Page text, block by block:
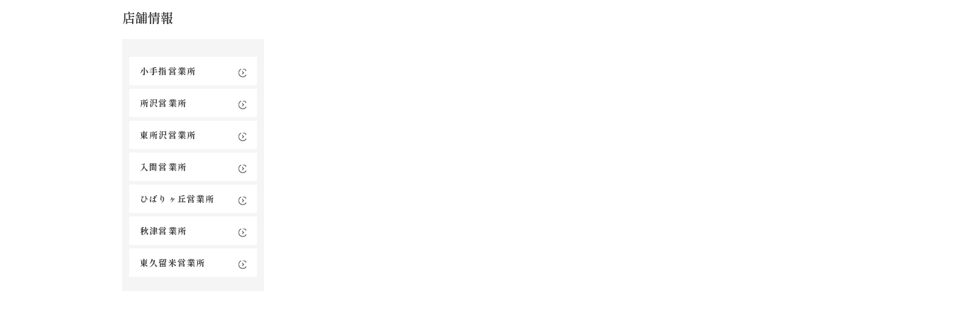
店舗情報
小手指営業所
所沢営業所
東所沢営業所
入間営業所
ひばりヶ丘営業所
秋津営業所
東久留米営業所